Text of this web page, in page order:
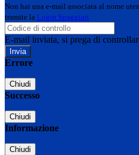
Non hai una e-mail associata al nome
tramite la Login Spaggiari
E-mail inviata, si prega di
Errore
Chiudi
Successo
Chiudi
Informazione
Chiudi